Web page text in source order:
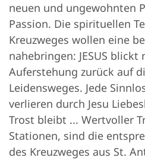
neuen und ungewohnten
Passion. Die spirituellen
Kreuzweges wollen eine
nahebringen: JESUS blickt
Auferstehung zurück auf
Leidensweges. Jede
verlieren durch Jesu
Trost bleibt ... Wertvoller
Stationen, sind die
des Kreuzweges aus St.